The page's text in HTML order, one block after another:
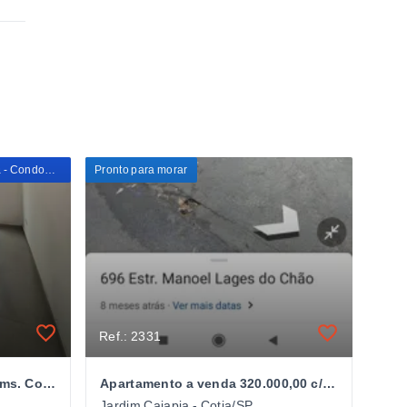
Apartamento Reformado para Venda - Condomínio Costa Verde, Cotia/SP
Apartamento à Venda 03 Dorms. Cond. Costa Verde Cotia/SP
Pronto para morar
Ref.: 2331
Apartamento a venda 320.000,00 c/ 03 dorms. Cond. Costa Verde Cotia/SP